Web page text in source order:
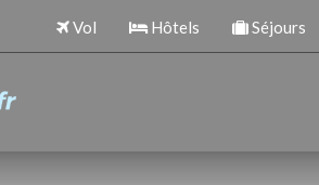
Vol Hôtels Séjours